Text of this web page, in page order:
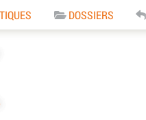
DOSSIERS